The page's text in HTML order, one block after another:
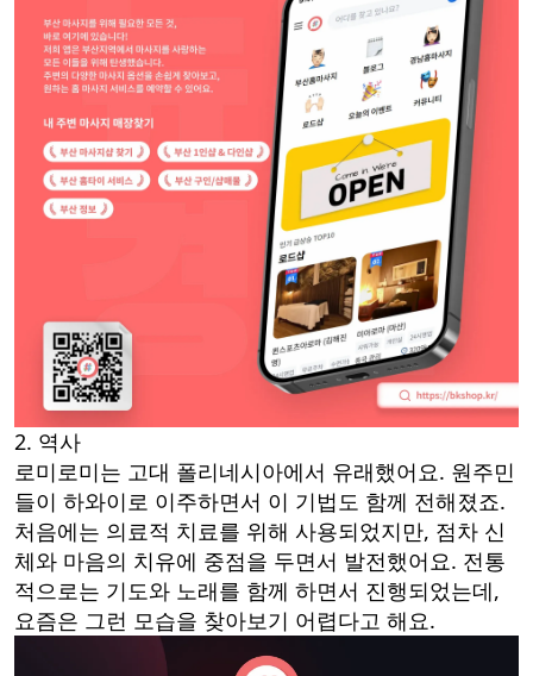
2. 역사
로미로미는 고대 폴리네시아에서 유래했어요. 원주민
들이 하와이로 이주하면서 이 기법도 함께 전해졌죠.
처음에는 의료적 치료를 위해 사용되었지만, 점차 신
체와 마음의 치유에 중점을 두면서 발전했어요. 전통
적으로는 기도와 노래를 함께 하면서 진행되었는데,
요즘은 그런 모습을 찾아보기 어렵다고 해요.